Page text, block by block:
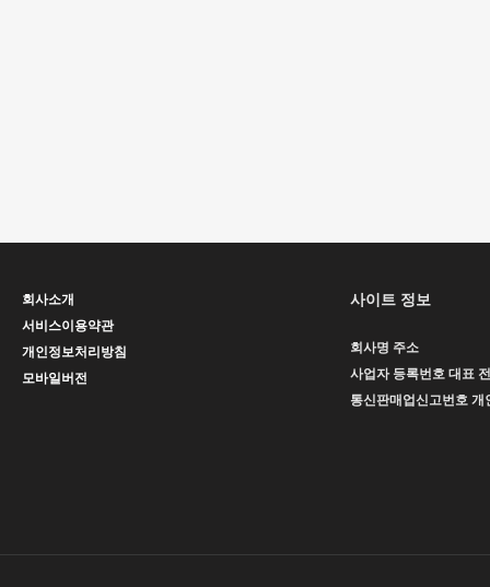
회사소개
서비스이용약관
개인정보처리방침
모바일버전
사이트 정보
회사명 주소
사업자 등록번호 대표
통신판매업신고번호 개